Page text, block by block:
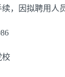
，因拟聘用人
校